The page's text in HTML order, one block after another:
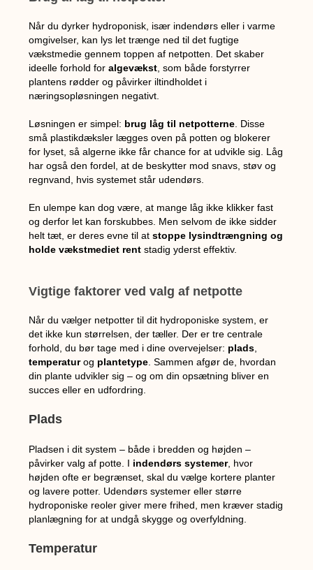
Når du dyrker hydroponisk, især indendørs eller i varme
omgivelser, kan lys let trænge ned til det fugtige
vækstmedie gennem toppen af netpotten. Det skaber
ideelle forhold foralgevækst , som både forstyrrer
plantens rødder og påvirker iltindholdet i
næringsopløsningen negativt.
Løsningen er simpel: brug låg til netpotterne . Disse
små plastikdæksler lægges oven på potten og blokerer
for lyset, så algerne ikke får chance for at udvikle sig. Låg
har også den fordel, at de beskytter mod snavs, støv og
regnvand, hvis systemet står udendørs.
En ulempe kan dog være, at mange låg ikke klikker fast
og derfor let kan forskubbes. Men selvom de ikke sidder
helt tæt, er deres evne til atstoppe lysindtrængning og
holde vækstmediet rent stadig yderst effektiv.
Vigtige faktorer ved valg af netpotte
Når du vælger netpotter til dit hydroponiske system, er
det ikke kun størrelsen, der tæller. Der er tre centrale
forhold, du bør tage med i dine overvejelser: plads
temperaturog plantetype . Sammen afgør de, hvordan
din plante udvikler sig – og om din opsætning bliver en
succes eller en udfordring.
Plads
Pladsen i dit system – både i bredden og højden –
påvirker valg af potte. I indendørs systemer, hvor
højden ofte er begrænset, skal du vælge kortere planter
og lavere potter. Udendørs systemer eller større
hydroponiske reoler giver mere frihed, men kræver stadig
planlægning for at undgå skygge og overfyldning.
Temperatur